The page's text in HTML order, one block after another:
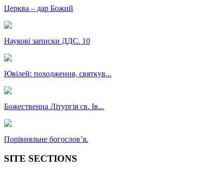
Церква – дар Божий
Наукові записки ДДС. 10
Ювілей: походження, святкув...
Божественна Літургія св. Ів...
Порівняльне богословʼя.
SITE SECTIONS